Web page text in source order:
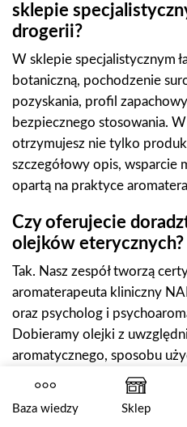
sklepie
drogerii?
W sklepie specjalistycznym
botaniczną, pochodzenie
pozyskania, profil
bezpiecznego stosowania.
otrzymujesz nie tylko
szczegółowy opis, wsparcie
opartą na praktyce
Czy oferujecie
olejków eterycznych?
Tak. Nasz zespół tworzą
aromaterapeuta kliniczny
oraz psycholog i
Dobieramy olejki z
aromatycznego, sposobu
oraz indywidualnych
potrzebujesz pomocy,
pomożemy wybrać produkty
Baza wiedzy Sklep